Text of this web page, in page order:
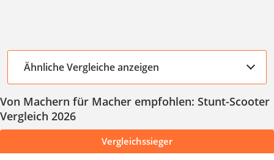
Ähnliche Vergleiche anzeigen
Von Machern für Macher empfohlen: Stunt-Scooter
Vergleich 2026
Vergleichssieger